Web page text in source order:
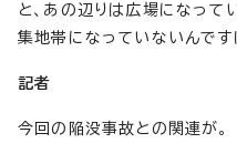
と、あの辺りは広場になって
集地帯になっていないんです
記者
今回の陥没事故との関連が。